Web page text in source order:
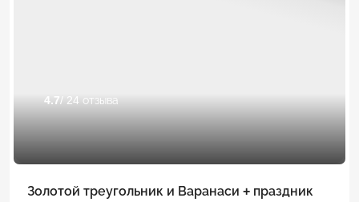
4.7/ 24 отзыва
Золотой треугольник и Варанаси + праздник